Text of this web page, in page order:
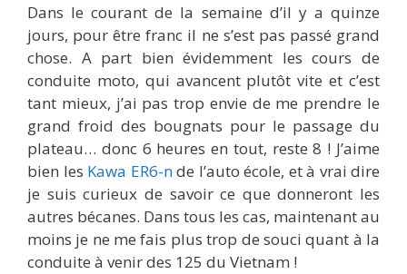
Dans le courant de la semaine d’il y a quinze
jours, pour être franc il ne s’est pas passé grand
chose. A part bien évidemment les cours de
conduite moto, qui avancent plutôt vite et c’est
tant mieux, j’ai pas trop envie de me prendre le
grand froid des bougnats pour le passage du
plateau… donc 6 heures en tout, reste 8 ! J’aime
bien les Kawa ER6-nde l’auto école, et à vrai dire
je suis curieux de savoir ce que donneront les
autres bécanes. Dans tous les cas, maintenant au
moins je ne me fais plus trop de souci quant à la
conduite à venir des 125 du Vietnam !